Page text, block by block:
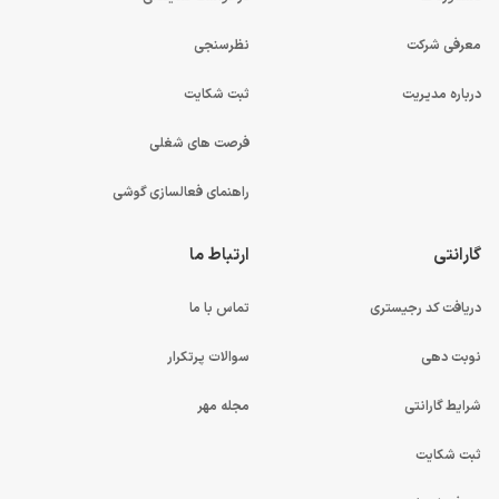
معرفی شرکت
درباره مدیریت
نظرسنجی
ثبت شکایت
فرصت های شغلی
راهنمای فعالسازی گوشی
گارانتی
دریافت کد رجیستری
نوبت دهی
شرایط گارانتی
ثبت شکایت
ارتباط ما
تماس با ما
سوالات پرتکرار
مجله مهر